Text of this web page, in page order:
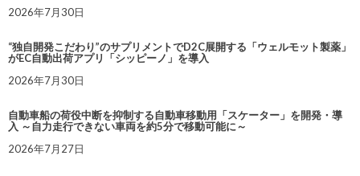
2026年7月30日
“独自開発こだわり”のサプリメントでD2C展開する「ウェルモット製薬」
がEC自動出荷アプリ「シッピーノ」を導入
2026年7月30日
自動車船の荷役中断を抑制する自動車移動用「スケーター」を開発・導
入 ～自力走行できない車両を約5分で移動可能に～
2026年7月27日